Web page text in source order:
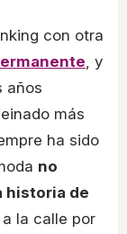
con otra
, y
años
más
ha sido
no
historia de
la calle por